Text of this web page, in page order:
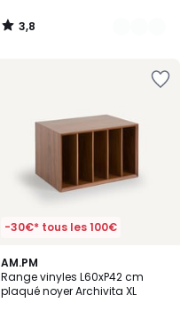
3,8
/
-30€* tous les 100€
AM.PM
Range vinyles L60xP42 cm
plaqué noyer Archivita XL